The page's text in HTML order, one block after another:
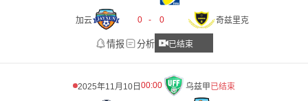
加云 0 - 0 奇兹里克
情报 分析 已结束
2025年11月10日 00:00 乌兹甲已结束